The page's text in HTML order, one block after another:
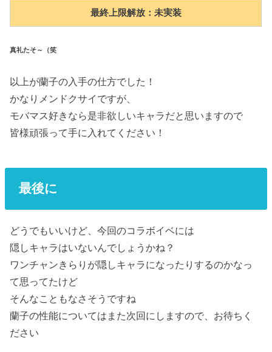
最終上限解放：未実装
真礼たそ～（笑
以上が蘭子の入手の仕方でした！
かなりメンドクサイですが、
モバマス好きなら是非欲しいキャラだと思いますので
皆様頑張って手に入れてください！
最後に
どうでもいいけど、今回のコラボイベには
隠しキャラはいないんでしょうかね？
ワンチャンきらりが隠しキャラになったりするのかなっ
て思ってたけど
そんなこともなさそうですね
蘭子の性能についてはまた次回にしますので、お待ちく
ださい